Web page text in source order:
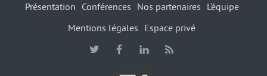
Présentation Conférences Nos partenaires
L’équipe
Mentions légales
Espace privé